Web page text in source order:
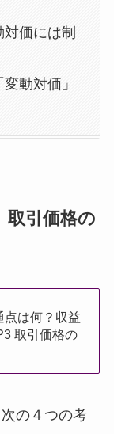
価には制
動対価」
取引価格の
点は何？収益
取引価格の
の４つの考